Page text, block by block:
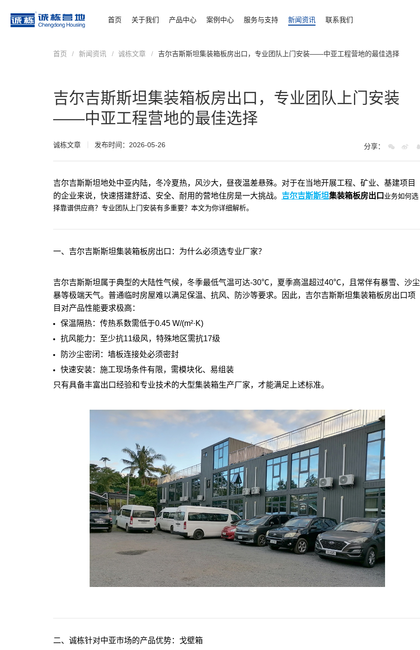
首页 关于我们 产品中心 案例中心 服务与支持 新闻资讯 联系我们
首页 / 新闻资讯 / 诚栋文章 / 吉尔吉斯斯坦集装箱板房出口，专业团队上门安装——中亚工程营地的最佳选择
吉尔吉斯斯坦集装箱板房出口，专业团队上门安装
——中亚工程营地的最佳选择
诚栋文章 发布时间：2026-05-26 分享：
吉尔吉斯斯坦地处中亚内陆，冬冷夏热，风沙大，昼夜温差悬殊。对于在当地开展工程、矿业、基建项目
的企业来说，快速搭建舒适、安全、耐用的营地住房是一大挑战。 吉尔吉斯斯坦集装箱板房出口 业务如何选
择靠谱供应商？专业团队上门安装有多重要？本文为你详细解析。
一、吉尔吉斯斯坦集装箱板房出口：为什么必须选专业厂家？
吉尔吉斯斯坦属于典型的大陆性气候，冬季最低气温可达-30℃，夏季高温超过40℃，且常伴有暴雪、沙尘
暴等极端天气。普通临时房屋难以满足保温、抗风、防沙等要求。因此，吉尔吉斯斯坦集装箱板房出口项
目对产品性能要求极高：
保温隔热：传热系数需低于0.45 W/(m²·K)
抗风能力：至少抗11级风，特殊地区需抗17级
防沙尘密闭：墙板连接处必须密封
快速安装：施工现场条件有限，需模块化、易组装
只有具备丰富出口经验和专业技术的大型集装箱生产厂家，才能满足上述标准。
二、诚栋针对中亚市场的产品优势：戈壁箱